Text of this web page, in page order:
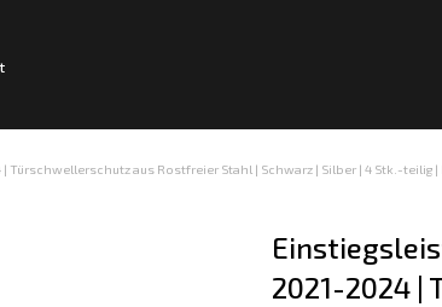
Türschwellerschutz aus Rostfreier Stahl | Schwarz | Silber | 4 Stk.-teilig
2021-2024 |